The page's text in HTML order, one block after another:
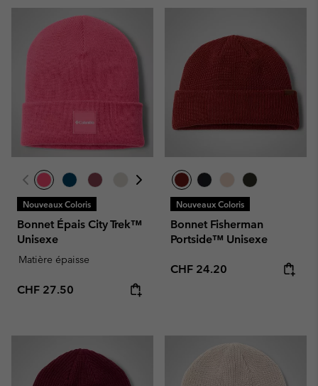
Nouveaux Coloris
Bonnet Épais City Trek™
Unisexe
Matière épaisse
Regular price:
CHF 27.50
Nouveaux Coloris
Bonnet Fisherman
Portside™ Unisexe
Regular price:
CHF 24.20